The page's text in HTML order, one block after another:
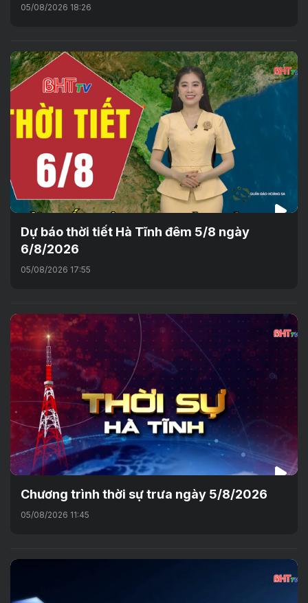
05/08/2026 18:26
Dự báo thời tiết Hà Tĩnh đêm 5/8 ngày
6/8/2026
05/08/2026 17:55
Chương trình thời sự trưa ngày 5/8/2026
05/08/2026 11:45